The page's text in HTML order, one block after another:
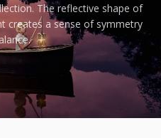
The reflective shape of
creates a sense of symmetry